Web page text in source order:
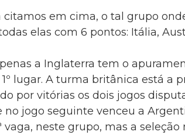
citamos em cima, o tal grupo
elas com 6 pontos: Itália,
a Inglaterra tem o
lugar. A turma britânica está a
por vitórias os dois jogos
no jogo seguinte venceu a
vaga, neste grupo, mas a